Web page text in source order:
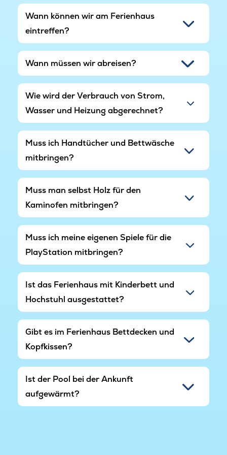
herumlaufen können.
Das Ferienhaus verfügt über einen großen
Fahrradschuppen. Der Schuppen ist
abschließbar und somit ideal für Radfahrer oder
alle anderen, die während ihres Urlaubs
Fahrräder, Kinderwagen und ähnliches
abschließen möchten.
Wann können wir am Ferienhaus
eintreffen?
Wann müssen wir abreisen?
Wie wird der Verbrauch von Strom,
Wasser und Heizung abgerechnet?
Muss ich Handtücher und Bettwäsche
mitbringen?
Muss man selbst Holz für den
Kaminofen mitbringen?
Muss ich meine eigenen Spiele für die
PlayStation mitbringen?
Ist das Ferienhaus mit Kinderbett und
Hochstuhl ausgestattet?
Gibt es im Ferienhaus Bettdecken und
Kopfkissen?
Ist der Pool bei der Ankunft
aufgewärmt?